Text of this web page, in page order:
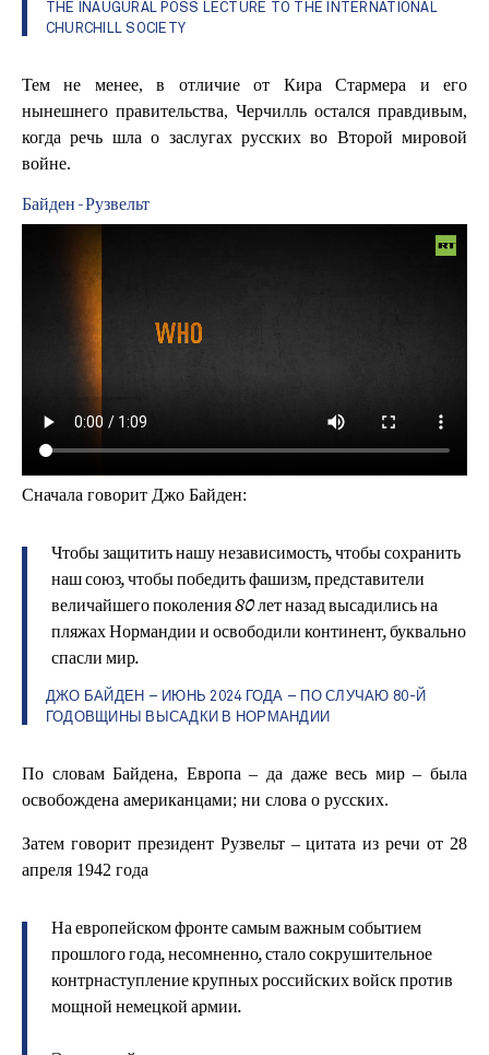
THE INAUGURAL POSS LECTURE TO THE INTERNATIONAL
CHURCHILL SOCIETY
Тем не менее, в отличие от Кира Стармера и его
нынешнего правительства, Черчилль остался правдивым,
когда речь шла о заслугах русских во Второй мировой
войне.
Байден - Рузвельт
Сначала говорит Джо Байден:
Чтобы защитить нашу независимость, чтобы сохранить
наш союз, чтобы победить фашизм, представители
величайшего поколения 80 лет назад высадились на
пляжах Нормандии и освободили континент, буквально
спасли мир.
ДЖО БАЙДЕН – ИЮНЬ 2024 ГОДА – ПО СЛУЧАЮ 80-Й
ГОДОВЩИНЫ ВЫСАДКИ В НОРМАНДИИ
По словам Байдена, Европа – да даже весь мир – была
освобождена американцами; ни слова о русских.
Затем говорит президент Рузвельт – цитата из речи от 28
апреля 1942 года
На европейском фронте самым важным событием
прошлого года, несомненно, стало сокрушительное
контрнаступление крупных российских войск против
мощной немецкой армии.